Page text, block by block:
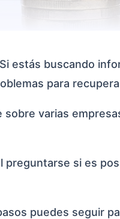
estás buscando
para
varias
si es
puedes seguir